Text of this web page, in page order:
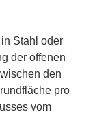
Stahl oder
der offenen
den
pro
vom